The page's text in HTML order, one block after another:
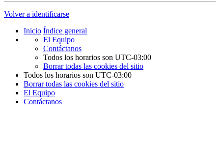
Volver a identificarse
Inicio Índice general
El Equipo
Contáctanos
Todos los horarios son UTC-03:00
Borrar todas las cookies del sitio
Todos los horarios son UTC-03:00
Borrar todas las cookies del sitio
El Equipo
Contáctanos